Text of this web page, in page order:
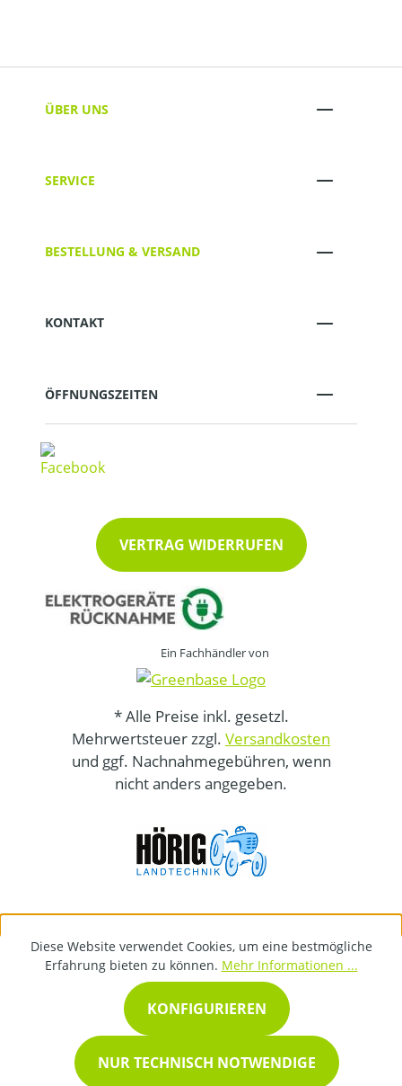
ÜBER UNS
SERVICE
BESTELLUNG & VERSAND
KONTAKT
ÖFFNUNGSZEITEN
VERTRAG WIDERRUFEN
Ein Fachhändler von
* Alle Preise inkl. gesetzl.
Mehrwertsteuer zzgl. Versandkosten
und ggf. Nachnahmegebühren, wenn
nicht anders angegeben.
Diese Website verwendet Cookies, um eine bestmögliche
Erfahrung bieten zu können. Mehr Informationen ...
NUR TECHNISCH NOTWENDIGE
KONFIGURIEREN